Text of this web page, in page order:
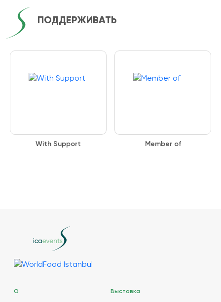
ПОДДЕРЖИВАТЬ
With Support Member of
О Выставка